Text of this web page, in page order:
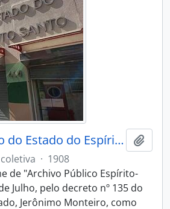
Arquivo Público do Estado do Espírito Santo
· 1908
de "Archivo Público Espírito-
Julho, pelo decreto nº 135 do
Jerônimo Monteiro, como